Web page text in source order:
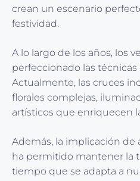
crean un escenario
festividad.
A lo largo de los años, los
perfeccionado las técnicas
Actualmente, las cruces
florales complejas,
artísticos que enriquecen
Además, la implicación de
ha permitido mantener la
tiempo que se adapta a